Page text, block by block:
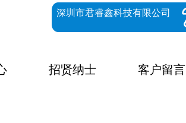
招贤纳士 客户留言
深圳市君睿鑫科技有限公司